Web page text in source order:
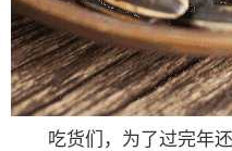
吃货们，为了过完年还